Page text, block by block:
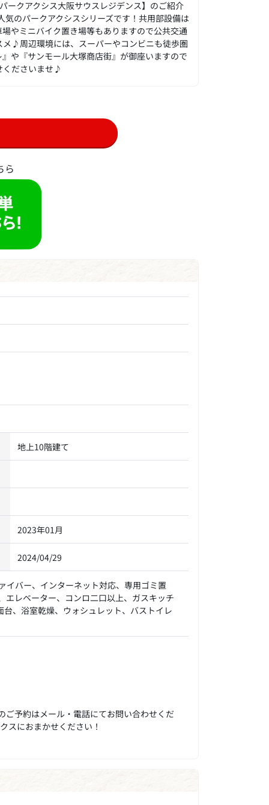
ークアクシス大阪サウスレジデンス】のご紹介
のパークアクシスシリーズです！共用部設備は
やミニバイク置き場等もありますので公共交通
♪周辺環境には、スーパーやコンビニも徒歩圏
や『サンモール大塚商店街』が御座いますので
くださいませ♪
ら
地上10階建て
2023年01月
2024/04/29
イバー、インターネット対応、専用ゴミ置
レベーター、コンロ二口以上、ガスキッチ
、浴室乾燥、ウォシュレット、バストイレ
予約はメール・電話にてお問い合わせくだ
スにおまかせください！